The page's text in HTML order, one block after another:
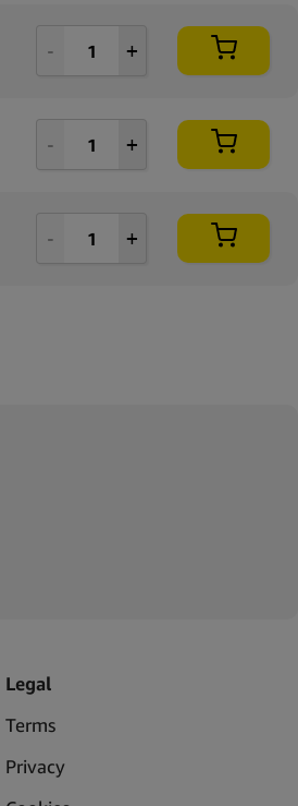
Legal
Terms
Privacy